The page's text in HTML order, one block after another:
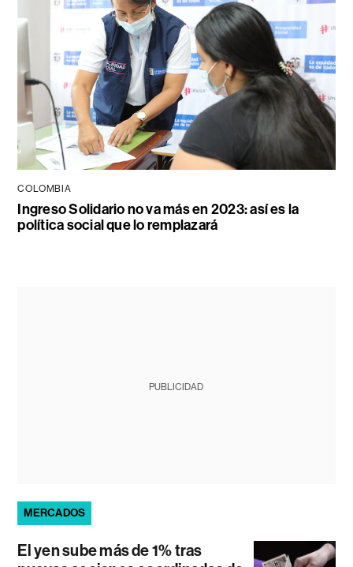
COLOMBIA
Ingreso Solidario no va más en 2023: así es la
política social que lo remplazará
PUBLICIDAD
MERCADOS
El yen sube más de 1% tras